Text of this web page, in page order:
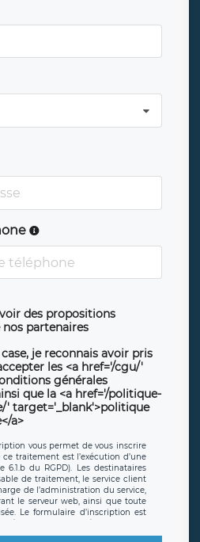
des propositions
partenaires
je reconnais avoir pris
les <a href='/cgu/'
générales
que la <a href='/politique-
' target='_blank'>politique
a>
vous permet de vous inscrire
traitement est l’exécution d’une
du RGPD). Les destinataires
de traitement, le service client
de l’administration du service,
le serveur web, ainsi que toute
Le formulaire d’inscription est
conformes au RGPD. Les